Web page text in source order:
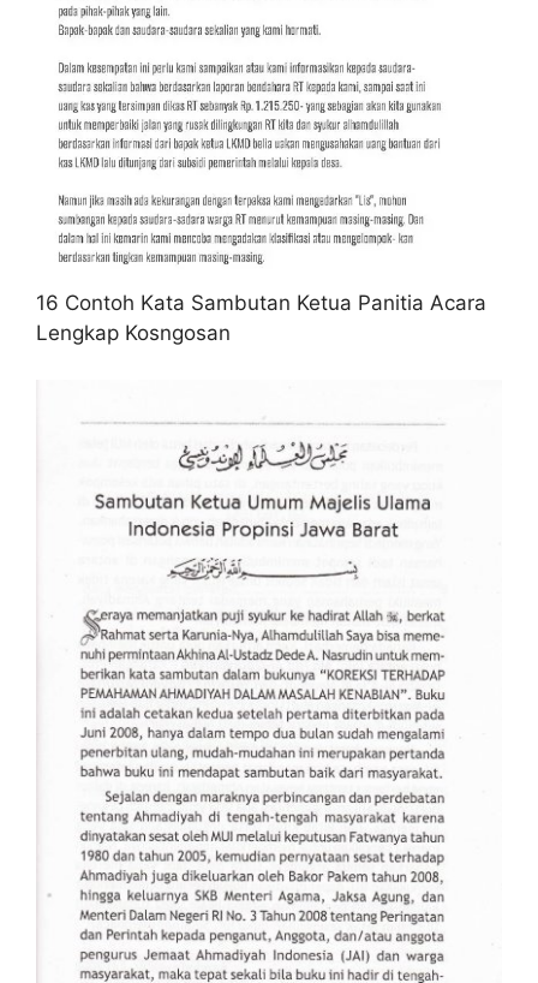
16 Contoh Kata Sambutan Ketua Panitia Acara
Lengkap Kosngosan